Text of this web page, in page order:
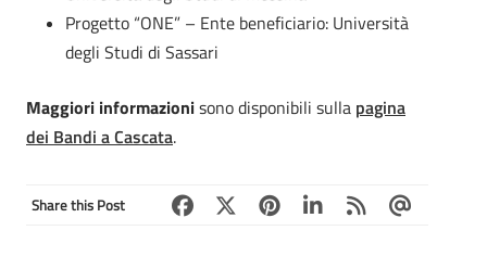
Progetto “ONE” – Ente beneficiario: Università
degli Studi di Sassari
Maggiori informazionisono disponibili sulla pagina
dei Bandi a Cascata.
Share this Post